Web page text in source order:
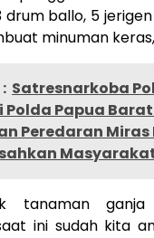
ballo, 5
minuman
Satresnarkoba
Polda Papua
Peredaran
tanaman
ini sudah kita